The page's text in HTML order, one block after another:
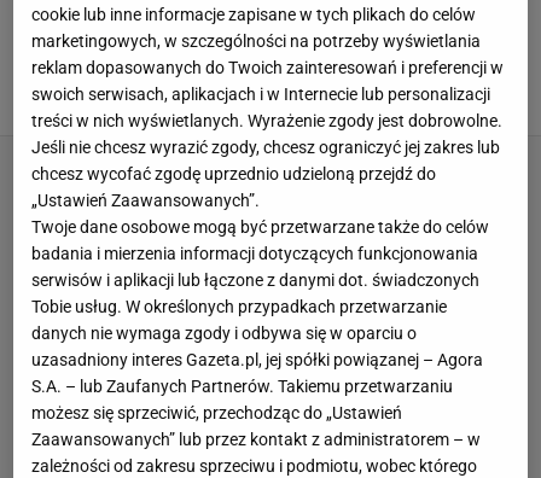
Antoni Królikowski nawraca Zygmunta
Miłoszewskiego. "Zaraz ci pokażę, że Bóg
istnieje. Lewacka ku*wo"
Marcin Wolniak,14 KWIETNIA 2022, 16:53
cookie lub inne informacje zapisane w tych plikach do celów
marketingowych, w szczególności na potrzeby wyświetlania
reklam dopasowanych do Twoich zainteresowań i preferencji w
swoich serwisach, aplikacjach i w Internecie lub personalizacji
treści w nich wyświetlanych. Wyrażenie zgody jest dobrowolne.
Jeśli nie chcesz wyrazić zgody, chcesz ograniczyć jej zakres lub
chcesz wycofać zgodę uprzednio udzieloną przejdź do
„Ustawień Zaawansowanych”.
Twoje dane osobowe mogą być przetwarzane także do celów
badania i mierzenia informacji dotyczących funkcjonowania
serwisów i aplikacji lub łączone z danymi dot. świadczonych
Tobie usług. W określonych przypadkach przetwarzanie
danych nie wymaga zgody i odbywa się w oparciu o
uzasadniony interes Gazeta.pl, jej spółki powiązanej – Agora
S.A. – lub Zaufanych Partnerów. Takiemu przetwarzaniu
możesz się sprzeciwić, przechodząc do „Ustawień
Zaawansowanych” lub przez kontakt z administratorem – w
zależności od zakresu sprzeciwu i podmiotu, wobec którego